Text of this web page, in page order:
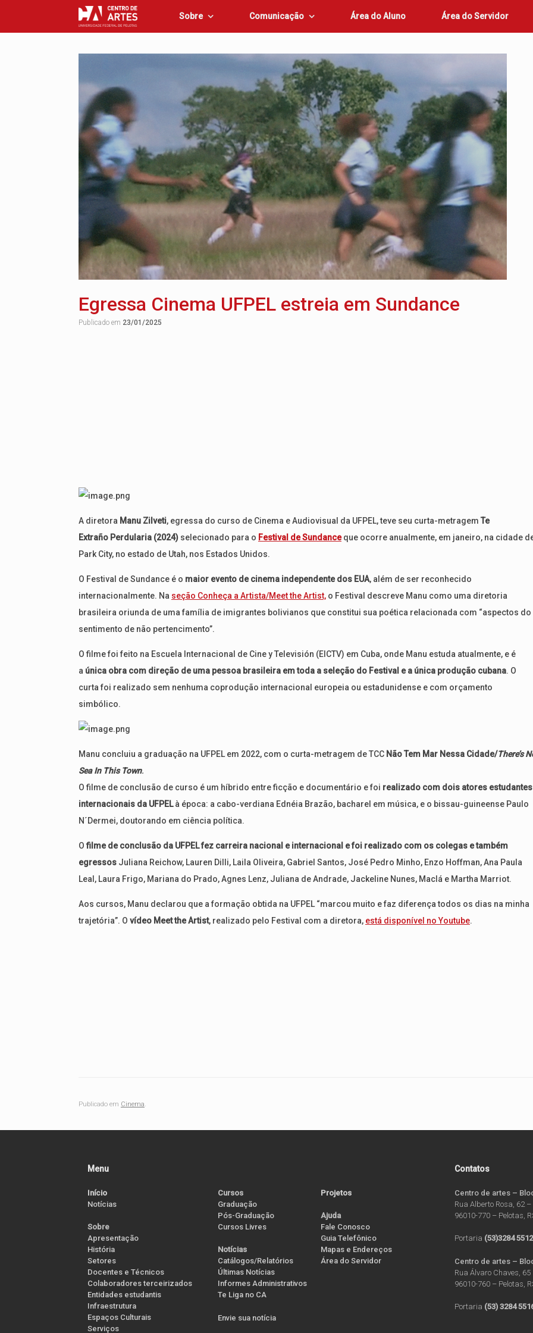
Sobre Comunicação Área do Aluno Área do Servidor
Egressa Cinema UFPEL estreia em Sundance
Publicado em 23/01/2025
A diretora Manu Zilveti, egressa do curso de Cinema e Audiovisual da UFPEL, teve seu curta-metragem Te
Extraño Perdularia (2024) selecionado para o Festival de Sundanceque ocorre anualmente, em janeiro, na cidade
Park City, no estado de Utah, nos Estados Unidos.
O Festival de Sundance é o maior evento de cinema independente dos EUA, além de ser reconhecido
internacionalmente. Na seção Conheça a Artista/Meet the Artist, o Festival descreve Manu como uma diretoria
brasileira oriunda de uma família de imigrantes bolivianos que constitui sua poética relacionada com “aspectos do
sentimento de não pertencimento”.
O filme foi feito na Escuela Internacional de Cine y Televisión (EICTV) em Cuba, onde Manu estuda atualmente, e é
a única obra com direção de uma pessoa brasileira em toda a seleção do Festival e a única produção cubana. O
curta foi realizado sem nenhuma coprodução internacional europeia ou estadunidense e com orçamento
simbólico.
Manu concluiu a graduação na UFPEL em 2022, com o curta-metragem de TCC Não Tem Mar Nessa Cidade/There’s
Sea In This Town.
O filme de conclusão de curso é um híbrido entre ficção e documentário e foi realizado com dois atores estudantes
internacionais da UFPELà época: a cabo-verdiana Ednéia Brazão, bacharel em música, e o bissau-guineense Paulo
N´Dermei, doutorando em ciência política.
Ofilme de conclusão da UFPEL fez carreira nacional e internacional e foi realizado com os colegas e também
egressos Juliana Reichow, Lauren Dilli, Laila Oliveira, Gabriel Santos, José Pedro Minho, Enzo Hoffman, Ana Paula
Leal, Laura Frigo, Mariana do Prado, Agnes Lenz, Juliana de Andrade, Jackeline Nunes, Maclá e Martha Marriot.
Aos cursos, Manu declarou que a formação obtida na UFPEL “marcou muito e faz diferença todos os dias na minha
trajetória”. O vídeo Meet the Artist, realizado pelo Festival com a diretora, está disponível no Youtube.
Publicado em Cinema
Menu
Início
Notícias
Sobre
Apresentação
História
Setores
Docentes e Técnicos
Colaboradores terceirizados
Entidades estudantis
Infraestrutura
Espaços Culturais
Serviços
Cursos
Graduação
Pós-Graduação
Cursos Livres
Notícias
Catálogos/Relatórios
Últimas Notícias
Informes Administrativos
Te Liga no CA
Envie sua notícia
Projetos
Ajuda
Fale Conosco
Guia Telefônico
Mapas e Endereços
Área do Servidor
Contatos
Centro de artes –
Rua Alberto Rosa, 62 –
96010-770 – Pelotas,
Portaria (53)3284 5512
Centro de artes –
Rua Álvaro Chaves, 65
96010-760 – Pelotas,
Portaria (53) 3284